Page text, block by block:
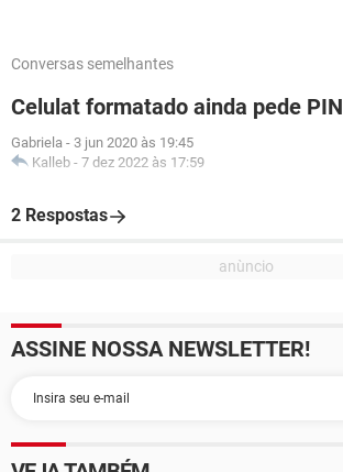
Conversas semelhantes
Celulat formatado ainda pede PIN
Gabriela - 3 jun 2020 às 19:45
Kalleb - 7 dez 2022 às 17:59
2 Respostas
ASSINE NOSSA NEWSLETTER!